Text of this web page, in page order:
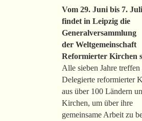
Vom 29. Juni bis 7.
findet in Leipzig die
Generalversammlung
der Weltgemeinschaft
Reformierter Kirchen
Alle sieben Jahre treffen
Delegierte reformierter
aus über 100 Ländern
Kirchen, um über ihre
gemeinsame Arbeit zu